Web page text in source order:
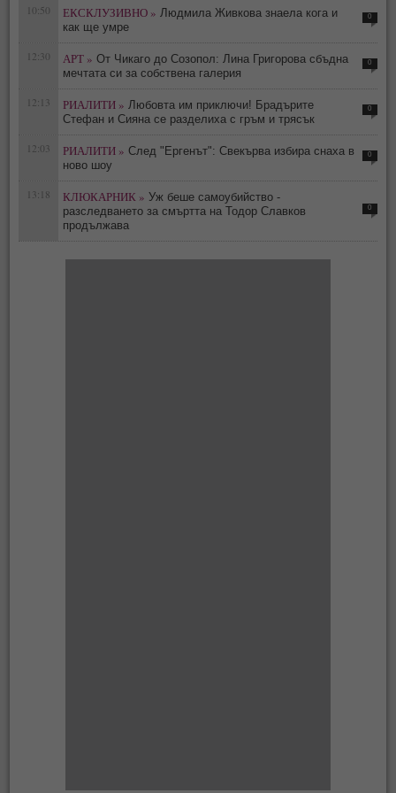
10:50 ЕКСКЛУЗИВНО » Людмила Живкова знаела кога и
как ще умре
0
12:30 АРТ » От Чикаго до Созопол: Лина Григорова сбъдна
мечтата си за собствена галерия
0
12:13 РИАЛИТИ » Любовта им приключи! Брадърите
Стефан и Сияна се разделиха с гръм и трясък
0
12:03 РИАЛИТИ » След "Ергенът": Свекърва избира снаха в
ново шоу
0
13:18 КЛЮКАРНИК » Уж беше самоубийство -
разследването за смъртта на Тодор Славков
продължава
0